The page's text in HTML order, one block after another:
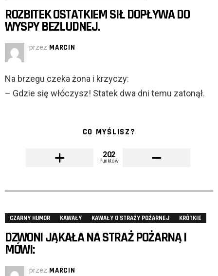
ROZBITEK OSTATKIEM SIŁ DOPŁYWA DO
WYSPY BEZLUDNEJ.
przez MARCIN
Na brzegu czeka żona i krzyczy:
– Gdzie się włóczysz! Statek dwa dni temu zatonął.
CO MYŚLISZ?
202
Punktów
CZARNY HUMOR KAWAŁY KAWAŁY O STRAŻY POŻARNEJ KRÓTKIE
DZWONI JĄKAŁA NA STRAŻ POŻARNĄ I
MÓWI:
przez MARCIN